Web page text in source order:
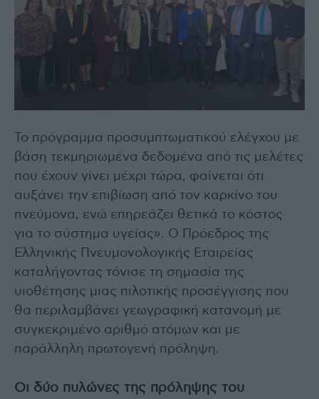
Το πρόγραμμα προσυμπτωματικού ελέγχου με
βάση τεκμηριωμένα δεδομένα από τις μελέτες
που έχουν γίνει μέχρι τώρα, φαίνεται ότι
αυξάνει την επιβίωση από τον καρκίνο του
πνεύμονα, ενώ επηρεάζει θετικά το κόστος
για το σύστημα υγείας». Ο Πρόεδρος της
Ελληνικής Πνευμονολογικής Εταιρείας
καταλήγοντας τόνισε τη σημασία της
υιοθέτησης μιας πιλοτικής προσέγγισης που
θα περιλαμβάνει γεωγραφική κατανομή με
συγκεκριμένο αριθμό ατόμων και με
παράλληλη πρωτογενή πρόληψη.
Οι δύο πυλώνες της πρόληψης του